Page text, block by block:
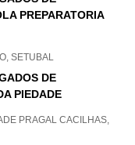
PREPARATORIA
SETUBAL
DE
PIEDADE
PRAGAL CACILHAS,